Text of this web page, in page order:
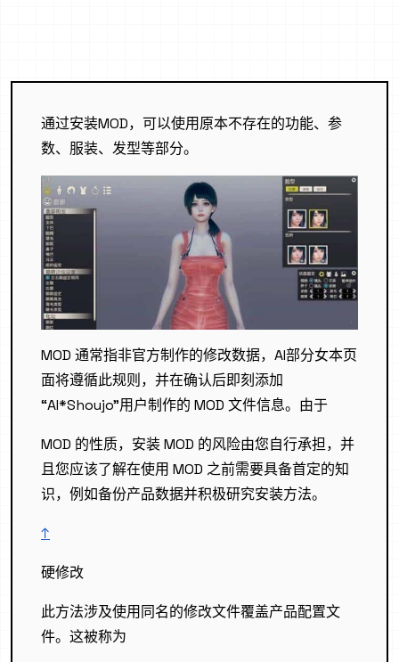
通过安装MOD，可以使用原本不存在的功能、参
数、服装、发型等部分。
MOD 通常指非官方制作的修改数据，AI部分女本页
面将遵循此规则，并在确认后即刻添加
“AI*Shoujo”用户制作的 MOD 文件信息。由于
MOD 的性质，安装 MOD 的风险由您自行承担，并
且您应该了解在使用 MOD 之前需要具备首定的知
识，例如备份产品数据并积极研究安装方法。
↑
硬修改
此方法涉及使用同名的修改文件覆盖产品配置文
件。这被称为